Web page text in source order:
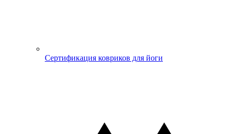
Сертификация ковриков для йоги